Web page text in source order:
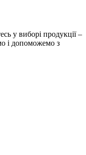
у виборі продукції –
і допоможемо з